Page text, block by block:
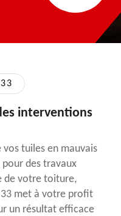
interventions
tuiles en mauvais
des travaux
de votre toiture,
33 met à votre profit
un résultat efficace